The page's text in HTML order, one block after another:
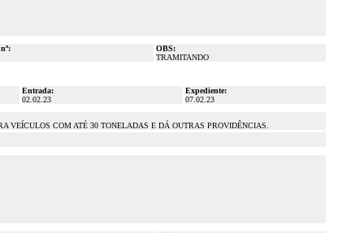
OBS:
TRAMITANDO
Entrada:
02.02.23
Expediente:
07.02.23
VEÍCULOS COM ATÉ 30 TONELADAS E DÁ OUTRAS PROVIDÊNCIAS.